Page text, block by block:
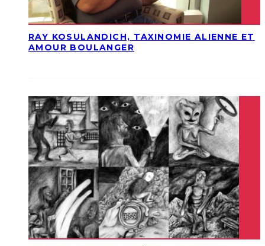
RAY KOSULANDICH, TAXINOMIE ALIENNE ET
AMOUR BOULANGER